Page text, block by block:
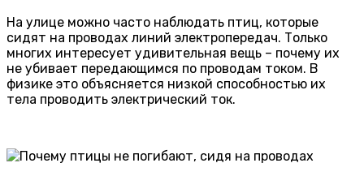
На улице можно часто наблюдать птиц, которые
сидят на проводах линий электропередач. Только
многих интересует удивительная вещь – почему их
не убивает передающимся по проводам током. В
физике это объясняется низкой способностью их
тела проводить электрический ток.